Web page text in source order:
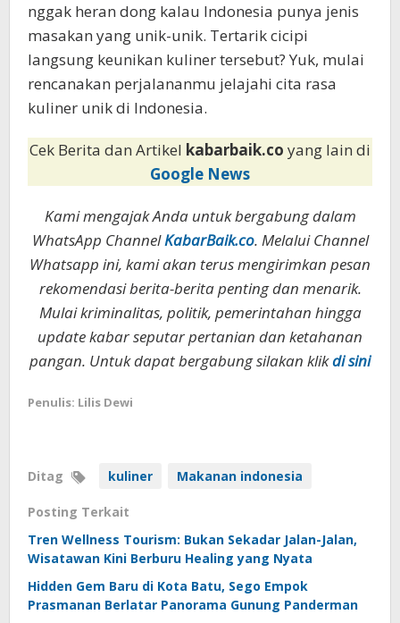
nggak heran dong kalau Indonesia punya jenis
masakan yang unik-unik. Tertarik cicipi
langsung keunikan kuliner tersebut? Yuk, mulai
rencanakan perjalananmu jelajahi cita rasa
kuliner unik di Indonesia.
Cek Berita dan Artikel kabarbaik.co yang lain di
Google News
Kami mengajak Anda untuk bergabung dalam
WhatsApp ChannelKabarBaik.co. Melalui Channel
Whatsapp ini, kami akan terus mengirimkan pesan
rekomendasi berita-berita penting dan menarik.
Mulai kriminalitas, politik, pemerintahan hingga
update kabar seputar pertanian dan ketahanan
pangan. Untuk dapat bergabung silakan klikdi sini
Penulis: Lilis Dewi
Ditag kuliner Makanan indonesia
Posting Terkait
Tren Wellness Tourism: Bukan Sekadar Jalan-Jalan,
Wisatawan Kini Berburu Healing yang Nyata
Hidden Gem Baru di Kota Batu, Sego Empok
Prasmanan Berlatar Panorama Gunung Panderman